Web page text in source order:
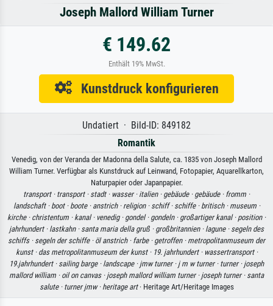
Joseph Mallord William Turner
€ 149.62
Enthält 19% MwSt.
Kunstdruck konfigurieren
Undatiert · Bild-ID: 849182
Romantik
Venedig, von der Veranda der Madonna della Salute, ca. 1835 von Joseph Mallord
William Turner. Verfügbar als Kunstdruck auf Leinwand, Fotopapier, Aquarellkarton,
Naturpapier oder Japanpapier.
transport · transport · stadt · wasser · italien · gebäude · gebäude · fromm ·
landschaft · boot · boote · anstrich · religion · schiff · schiffe · britisch · museum ·
kirche · christentum · kanal · venedig · gondel · gondeln · großartiger kanal · position ·
jahrhundert · lastkahn · santa maria della gruß · großbritannien · lagune · segeln des
schiffs · segeln der schiffe · öl anstrich · farbe · getroffen · metropolitanmuseum der
kunst · das metropolitanmuseum der kunst · 19. jahrhundert · wassertransport ·
19.jahrhundert · sailing barge · landscape · jmw turner · j m w turner · turner · joseph
mallord william · oil on canvas · joseph mallord william turner · joseph turner · santa
salute · turner jmw · heritage art· Heritage Art/Heritage Images